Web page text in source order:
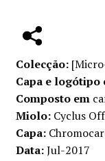
Colecção:
Capa e logótipo
Composto em
Miolo:Cyclus
Capa:
Data:Jul-2017